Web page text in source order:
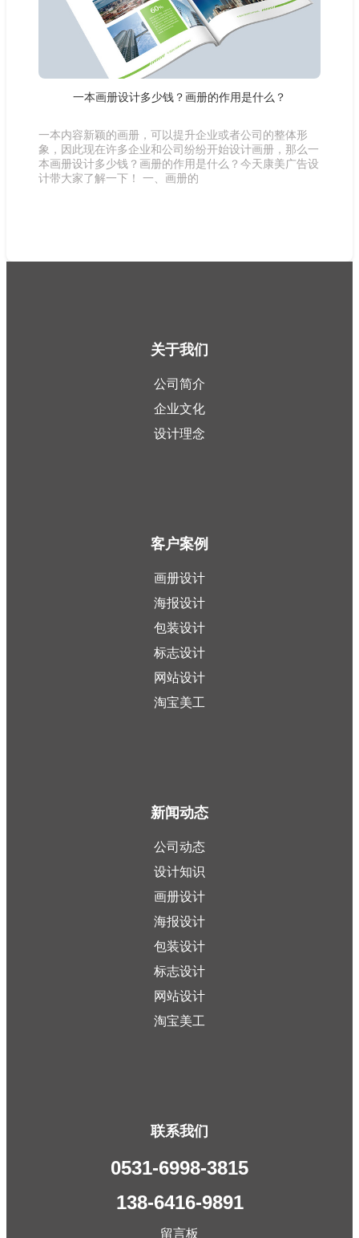
一本画册设计多少钱？画册的作用是什么？
一本内容新颖的画册，可以提升企业或者公司的整体形
象，因此现在许多企业和公司纷纷开始设计画册，那么一
本画册设计多少钱？画册的作用是什么？今天康美广告设
计带大家了解一下！ 一、画册的
关于我们
公司简介
企业文化
设计理念
客户案例
画册设计
海报设计
包装设计
标志设计
网站设计
淘宝美工
新闻动态
公司动态
设计知识
画册设计
海报设计
包装设计
标志设计
网站设计
淘宝美工
联系我们
0531-6998-3815
138-6416-9891
留言板